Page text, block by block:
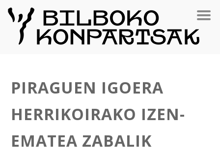
PIRAGUEN IGOERA
HERRIKOIRAKO IZEN-
EMATEA ZABALIK